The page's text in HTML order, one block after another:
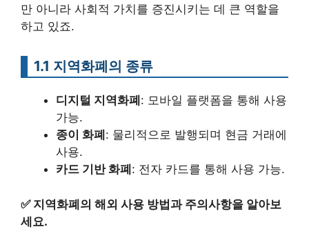
만 아니라 사회적 가치를 증진시키는 데 큰 역할을
하고 있죠.
1.1 지역화폐의 종류
디지털 지역화폐 : 모바일 플랫폼을 통해 사용
가능.
종이 화폐 : 물리적으로 발행되며 현금 거래에
사용.
카드 기반 화폐 : 전자 카드를 통해 사용 가능.
✅ 지역화폐의 해외 사용 방법과 주의사항을 알아보
세요.